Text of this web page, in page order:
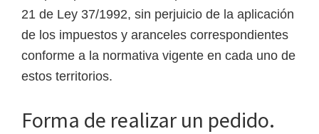
21 de Ley 37/1992, sin perjuicio de la aplicación
de los impuestos y aranceles correspondientes
conforme a la normativa vigente en cada uno de
estos territorios.
Forma de realizar un pedido.